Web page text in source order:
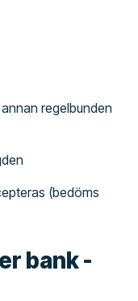
regelbunden
(bedöms
bank -